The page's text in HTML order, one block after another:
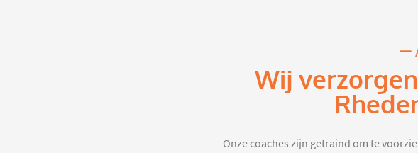
Wij
Onze coaches zijn getraind om te